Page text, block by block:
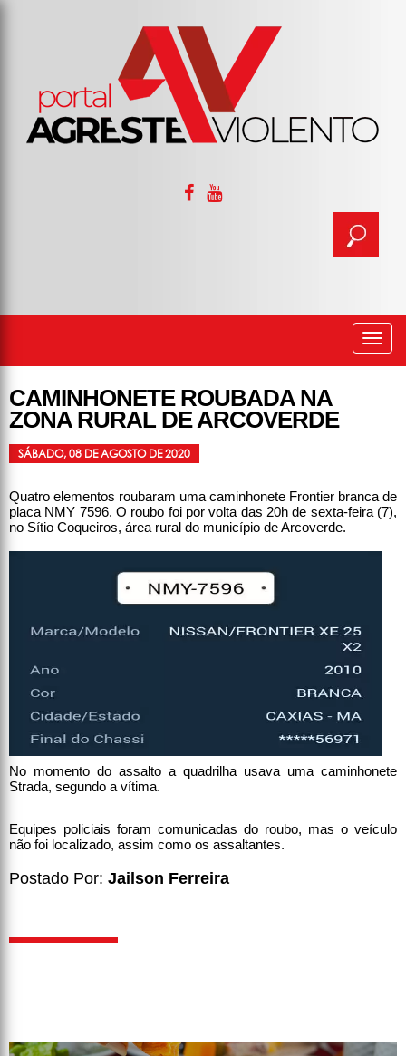
CAMINHONETE ROUBADA NA
ZONA RURAL DE ARCOVERDE
SÁBADO, 08 DE AGOSTO DE 2020
Quatro elementos roubaram uma caminhonete Frontier branca de
placa NMY 7596. O roubo foi por volta das 20h de sexta-feira (7),
no Sítio Coqueiros, área rural do município de Arcoverde.
No momento do assalto a quadrilha usava uma caminhonete
Strada, segundo a vítima.
Equipes policiais foram comunicadas do roubo, mas o veículo
não foi localizado, assim como os assaltantes.
Postado Por: Jailson Ferreira